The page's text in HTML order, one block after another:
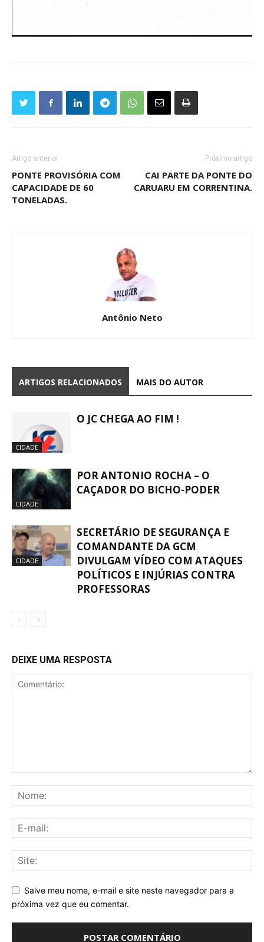
Artigo anterior
PONTE PROVISÓRIA COM
CAPACIDADE DE 60
TONELADAS.
Próximo artigo
CAI PARTE DA PONTE DO
CARUARU EM CORRENTINA.
Antônio Neto
ARTIGOS RELACIONADOS MAIS DO AUTOR
CIDADE
O JC CHEGA AO FIM !
CIDADE
POR ANTONIO ROCHA – O
CAÇADOR DO BICHO-PODER
CIDADE
SECRETÁRIO DE SEGURANÇA E
COMANDANTE DA GCM
DIVULGAM VÍDEO COM ATAQUES
POLÍTICOS E INJÚRIAS CONTRA
PROFESSORAS
DEIXE UMA RESPOSTA
Salve meu nome, e-mail e site neste navegador para a
próxima vez que eu comentar.